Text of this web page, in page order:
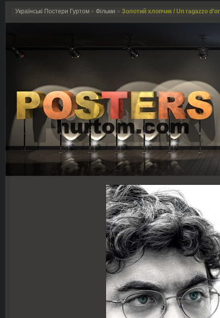
Українські Постери Гуртом » Фільми » Золотий хлопчик / Un ragazzo